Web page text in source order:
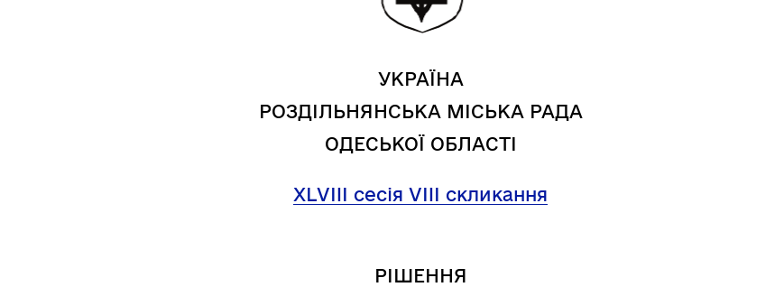
Гендерна рівність
Книга пам'яті полеглих
УКРАЇНА
РОЗДІЛЬНЯНСЬКА МІСЬКА РАДА
ОДЕСЬКОЇ ОБЛАСТІ
XLVIII сесія VIII скликання
РІШЕННЯ